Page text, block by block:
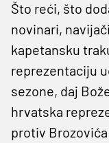
Što reći, što
novinari,
kapetansku
reprezentaciju
sezone, daj
hrvatska
protiv